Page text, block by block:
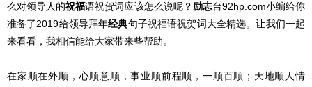
么对领导人的祝福语祝贺词应该怎么说呢？ 励志台92hp.com小编给你
准备了2019给领导拜年经典句子祝福语祝贺词大全精选。让我们一起
来看看，我相信能给大家带来些帮助。
在家顺在外顺，心顺意顺，事业顺前程顺，一顺百顺；天地顺人情